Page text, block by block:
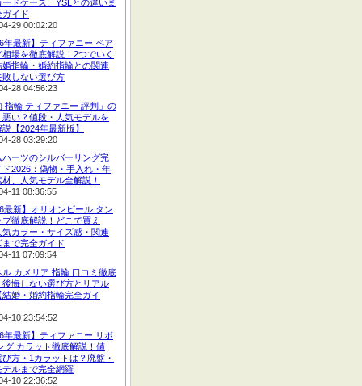
ードケース、YSLとの違いま
ガイド
29 00:02:20
年最新】ティファニー ペア
相場を徹底解説！2つでいく
婚指輪・婚約指輪との関連
敗しない選び方
28 04:56:23
指輪 ティファニー 評判」の
悪い？値段・人気モデルを
【2024年最新版】
28 03:29:20
ハーツのシルバーリング完
ド2026：偽物・手入れ・年
、人気モデル全解説！
11 08:36:55
最新】オリオンビール タン
プ徹底解説！どこで買え
気カラー・サイズ感・関連
まで完全ガイド
11 07:09:54
ル カメリア 指輪 口コミ徹底
後悔しない選び方とリアル
結婚・婚約指輪完全ガイ
10 23:54:52
年最新】ティファニー リボ
グ カラット徹底解説！値
び方・1カラットは？廃盤・
デルまで完全網羅
10 22:36:52